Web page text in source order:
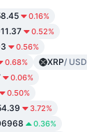
0.16%
0.52%
0.56%
0.68% XRP/ USD
0.06%
0.50%
3.72%
0.36%